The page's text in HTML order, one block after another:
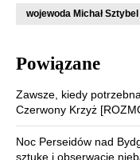
wojewoda Michał Sztybel
Powiązane
Zawsze, kiedy
Czerwony Krzyż
Noc Perseidów nad
sztukę i obserwacje